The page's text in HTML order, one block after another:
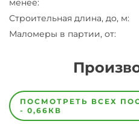
менее:
Строительная длина, до, м:
Маломеры в партии, от:
Завод Завод-
изготовитель
предпочел
ПОСМОТРЕТЬ ВСЕХ
- 0,66КВ